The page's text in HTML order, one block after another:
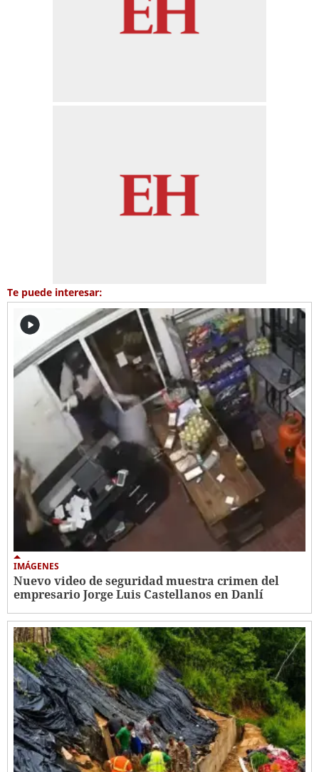
Te puede interesar:
IMÁGENES
Nuevo video de seguridad muestra crimen del
empresario Jorge Luis Castellanos en Danlí